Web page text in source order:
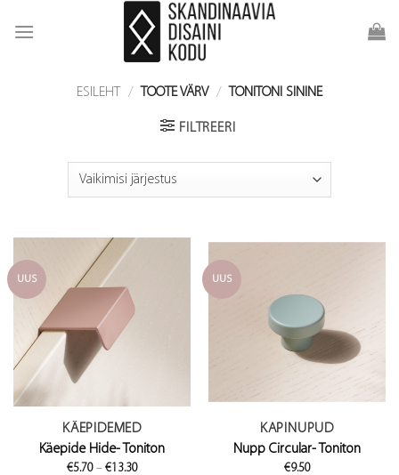
ESILEHT / TOOTE VÄRV / TONITONI SININE
FILTREERI
UUS
KÄEPIDEMED
Käepide Hide- Toniton
€5.70 – €13.30Price
UUS
KAPINUPUD
Nupp Circular- Toniton
€9.50